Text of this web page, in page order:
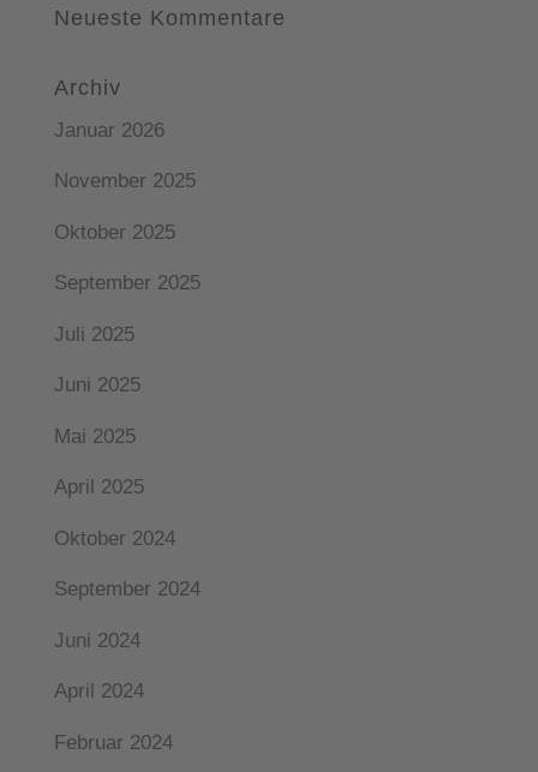
Neueste Kommentare
Archiv
Januar 2026
November 2025
Oktober 2025
September 2025
Juli 2025
Juni 2025
Mai 2025
April 2025
Oktober 2024
September 2024
Juni 2024
April 2024
Februar 2024